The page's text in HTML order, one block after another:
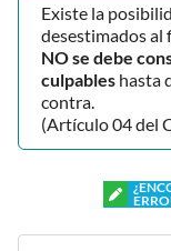
Existe la
desestimados al
NO se debe
culpables hasta
contra.
(Artículo 04 del